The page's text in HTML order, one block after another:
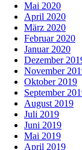
Mai 2020
April 2020
März 2020
Februar 2020
Januar 2020
Dezember
November
Oktober 2019
September
August 2019
Juli 2019
Juni 2019
Mai 2019
April 2019